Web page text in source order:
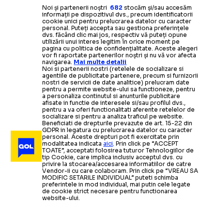
Noi și partenerii noștri 682 stocăm și/sau accesăm
informații pe dispozitivul dvs., precum identificatorii
cookie unici pentru prelucrarea datelor cu caracter
personal. Puteți accepta sau gestiona preferințele
dvs. făcând clic mai jos, respectiv vă puteți opune
utilizării unui interes legitim în orice moment pe
pagina cu politica de confidențialitate. Aceste alegeri
vor fi raportate partenerilor noștri și nu vă vor afecta
navigarea. Mai multe detalii
Noi si partenerii nostri (retelele de socializare si
agentiile de publicitate partenere, precum si furnizorii
nostri de servicii de date analitice) prelucram date
pentru a permite website-ului sa functioneze, pentru
a personaliza continutul si anunturile publicitare
afisate in functie de interesele si/sau profilul dvs.,
pentru a va oferi functionalitati aferente retelelor de
socializare si pentru a analiza traficul pe website.
Beneficiati de drepturile prevazute de art. 15-22 din
GDPR in legatura cu prelucrarea datelor cu caracter
personal. Aceste drepturi pot fi exercitate prin
modalitatea indicataaici. Prin click pe “ACCEPT
TOATE”, acceptati folosirea tuturor Tehnologiilor de
tip Cookie, care implica inclusiv acceptul dvs. cu
privire la stocarea/accesarea informatiilor de catre
Vendor-ii cu care colaboram. Prin click pe “VREAU SA
MODIFIC SETARILE INDIVIDUAL” puteti schimba
preferintele in mod individual, mai putin cele legate
de cookie strict necesare pentru functionarea
website-ului.